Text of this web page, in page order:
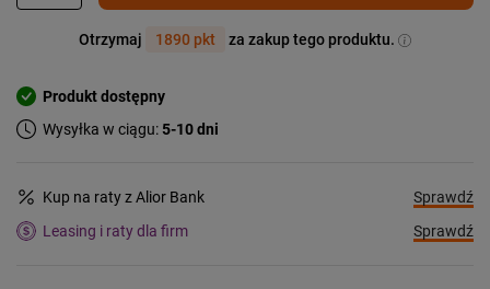
Otrzymaj 1890 pkt za zakup tego produktu.
Produkt dostępny
Wysyłka w ciągu:5-10 dni
Kup na raty z Alior Bank
Sprawdź
Leasing i raty dla firm
Sprawdź